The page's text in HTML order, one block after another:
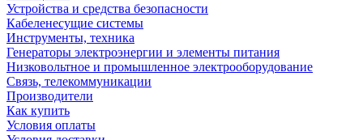
Устройства и средства безопасности
Кабеленесущие системы
Инструменты, техника
Генераторы электроэнергии и элементы питания
Низковольтное и промышленное электрооборудование
Связь, телекоммуникации
Производители
Как купить
Условия оплаты